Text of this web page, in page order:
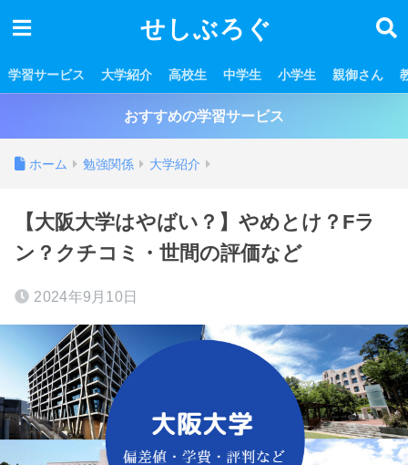
せしぶろぐ
学習サービス 大学紹介 高校生 中学生 小学生 親御さん
おすすめの学習サービス
ホーム 勉強関係 大学紹介
【大阪大学はやばい？】やめとけ？Fラ
ン？クチコミ・世間の評価など
2024年9月10日